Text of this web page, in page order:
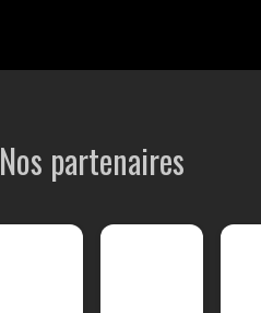
Nos partenaires